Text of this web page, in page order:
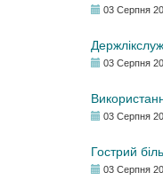
03 Серпня
03 Серпня
03 Серпня
Гострий
03 Серпня